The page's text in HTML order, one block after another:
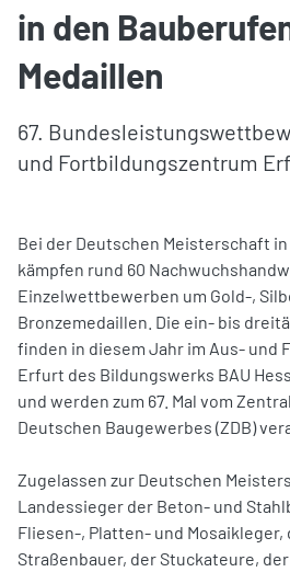
in den
Medaillen
67.
und Fortbildungszentrum
Bei der Deutschen Meisterschaft
kämpfen rund 60
Einzelwettbewerben um Gold-,
Bronzemedaillen. Die ein- bis
finden in diesem Jahr im Aus- und
Erfurt des Bildungswerks BAU
und werden zum 67. Mal vom
Deutschen Baugewerbes (ZDB)
Zugelassen zur Deutschen
Landessieger der Beton- und
Fliesen-, Platten- und Mosaikleger,
Straßenbauer, der Stuckateure,